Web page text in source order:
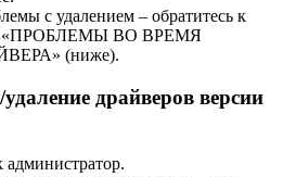
с удалением – обратитесь к
«ПРОБЛЕМЫ ВО ВРЕМЯ
(ниже).
драйверов версии
администратор.